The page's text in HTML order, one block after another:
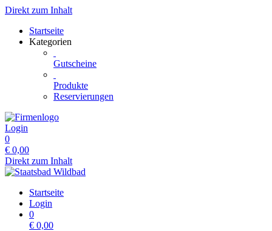
Direkt zum Inhalt
Startseite
Kategorien
Gutscheine
Produkte
Reservierungen
Login
0
€ 0,00
Direkt zum Inhalt
Startseite
Login
0
€ 0,00